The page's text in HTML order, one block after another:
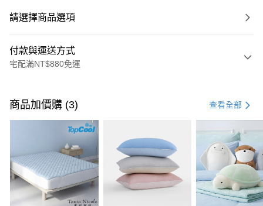
請選擇商品選項
付款與運送方式
宅配滿NT$880免運
信用卡一次付款
悠遊付
Google Pay
商品加價購 (3) 查看全部